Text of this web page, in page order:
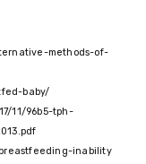
methods-of-
baby/
11/96b5-tph-
inability